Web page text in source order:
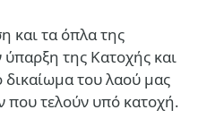
και τα όπλα της
ύπαρξη της Κατοχής και
δικαίωμα του λαού μας
που τελούν υπό κατοχή.